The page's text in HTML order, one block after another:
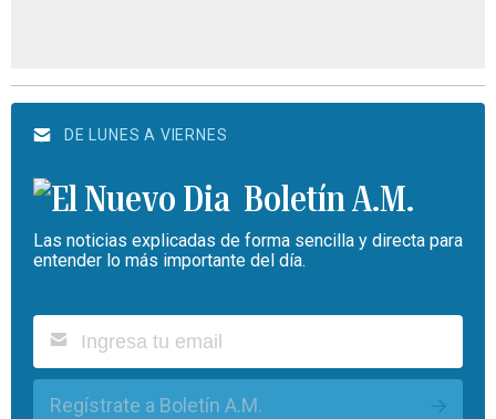
DE LUNES A VIERNES
Boletín A.M.
Las noticias explicadas de forma sencilla y directa para
entender lo más importante del día.
Regístrate a Boletín A.M.